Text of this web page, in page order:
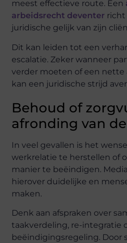
meest effectieve route. Een
arbeidsrecht deventer richt
juridische gelijk van zijn
Dit kan leiden tot een
escalatie. Zeker wanneer
verder moeten of een nette
kan een juridische strijd
Behoud of
afronding van
In veel gevallen is het
werkrelatie te herstellen of
manier te beëindigen.
hierover duidelijke en
maken.
Denk aan afspraken over
taakverdeling, re-integratie
beëindigingsregeling. Door